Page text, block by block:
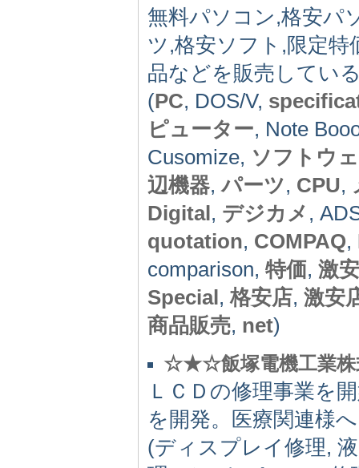
無料パソコン,格安パ
ツ,格安ソフト,限定特
品などを販売してい
(PC, DOS/V,
ピューター, Note
Cusomize, ソフトウ
辺機器,パーツ, CPU,
Digital, デジカメ ,
quotation, COMPAQ,
comparison, 特価, 激安
Special,格安店, 激安
商品販売, net)
☆★☆飯塚電機工業
ＬＣＤの修理事業を
を開発。医療関連様
(ディスプレイ修理,